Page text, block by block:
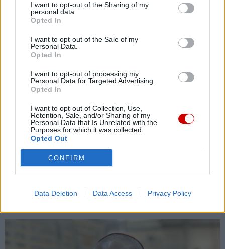
I want to opt-out of the Sharing of my
personal data.
Opted In
I want to opt-out of the Sale of my
Personal Data.
Opted In
I want to opt-out of processing my
Personal Data for Targeted Advertising.
Opted In
I want to opt-out of Collection, Use,
Retention, Sale, and/or Sharing of my
Personal Data that Is Unrelated with the
Purposes for which it was collected.
Opted Out
CONFIRM
Data Deletion Data Access Privacy Policy
Ministerstwo Sprawiedliwości: kościelna Komisja ds.
wykorzystania seksualnego małoletnich niezgodna z
prawem